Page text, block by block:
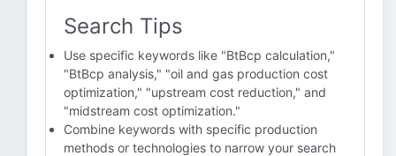
Search Tips
Use specific keywords like "BtBcp calculation,"
"BtBcp analysis," "oil and gas production cost
optimization," "upstream cost reduction," and
"midstream cost optimization."
Combine keywords with specific production
methods or technologies to narrow your search